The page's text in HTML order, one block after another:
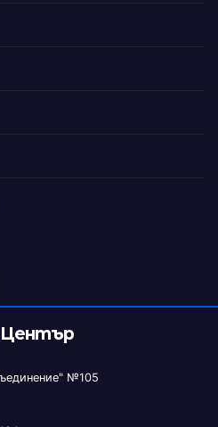
Център
№105